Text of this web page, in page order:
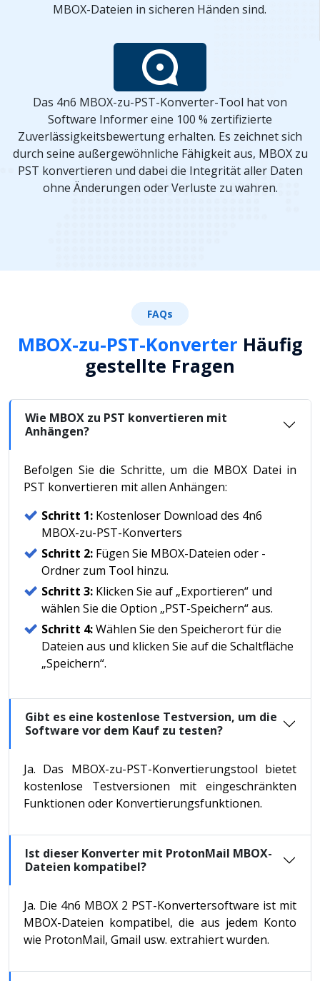
MBOX-Dateien in sicheren Händen sind.
Das 4n6 MBOX-zu-PST-Konverter-Tool hat von
Software Informer eine 100 % zertifizierte
Zuverlässigkeitsbewertung erhalten. Es zeichnet sich
durch seine außergewöhnliche Fähigkeit aus, MBOX zu
PST konvertieren und dabei die Integrität aller Daten
ohne Änderungen oder Verluste zu wahren.
FAQs
MBOX-zu-PST-Konverter Häufig
gestellte Fragen
Wie MBOX zu PST konvertieren mit
Anhängen?
Befolgen Sie die Schritte, um die MBOX Datei in
PST konvertieren mit allen Anhängen:
Schritt 1: Kostenloser Download des 4n6
MBOX-zu-PST-Konverters
Schritt 2: Fügen Sie MBOX-Dateien oder -
Ordner zum Tool hinzu.
Schritt 3: Klicken Sie auf „Exportieren“ und
wählen Sie die Option „PST-Speichern“ aus.
Schritt 4:Wählen Sie den Speicherort für die
Dateien aus und klicken Sie auf die Schaltfläche
„Speichern“.
Gibt es eine kostenlose Testversion, um die
Software vor dem Kauf zu testen?
Ja. Das MBOX-zu-PST-Konvertierungstool bietet
kostenlose Testversionen mit eingeschränkten
Funktionen oder Konvertierungsfunktionen.
Ist dieser Konverter mit ProtonMail MBOX-
Dateien kompatibel?
Ja. Die 4n6 MBOX 2 PST-Konvertersoftware ist mit
MBOX-Dateien kompatibel, die aus jedem Konto
wie ProtonMail, Gmail usw. extrahiert wurden.